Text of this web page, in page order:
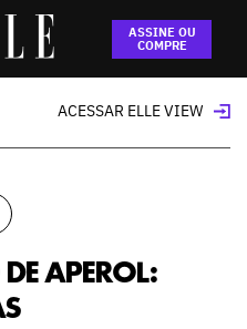
ASSINE OU
COMPRE
de Aperol: descubra novas
drink perfeito
ACESSAR ELLE VIEW
APEROL: